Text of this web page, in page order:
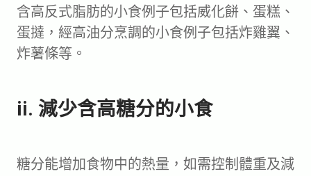
含高反式脂肪的小食例子包括威化餅、蛋糕、
蛋撻，經高油分烹調的小食例子包括炸雞翼、
炸薯條等。
ii. 減少含高糖分的小食
糖分能增加食物中的熱量，如需控制體重及減